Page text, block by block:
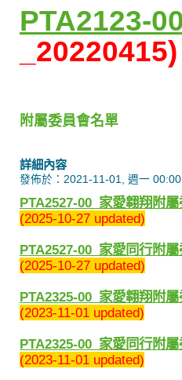
PTA2123-
_20220415)
附屬委員會名單
詳細內容
發佈於：2021-11-01, 週一 00:00
PTA2527-00_ 家愛翱翔附
(2025-10-27 updated)
PTA2527-00_ 家愛同行附
(2025-10-27 updated)
PTA2325-00_ 家愛翱翔附
(2023-11-01 updated)
PTA2325-00_ 家愛同行附
(2023-11-01 updated)